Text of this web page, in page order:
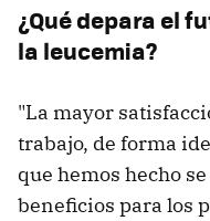
¿Qué depara el
la leucemia?
"La mayor
trabajo, de forma
que hemos hecho
beneficios para los